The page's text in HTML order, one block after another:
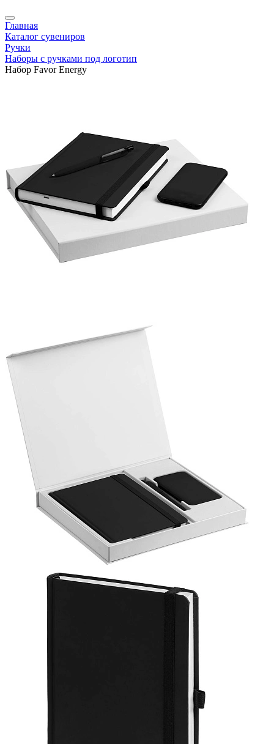
Главная
Каталог сувениров
Ручки
Наборы с ручками под логотип
Набор Favor Energy